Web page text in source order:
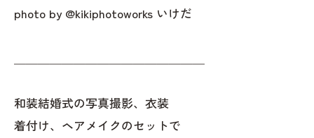
photo by @kikiphotoworks いけだ
和装結婚式の写真撮影、衣装
着付け、ヘアメイクのセットで